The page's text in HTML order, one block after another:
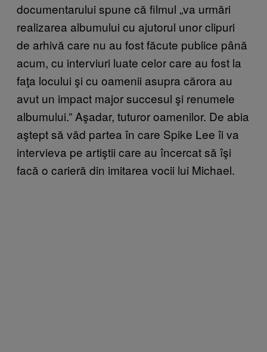
documentarului spune că filmul „va urmări
realizarea albumului cu ajutorul unor clipuri
de arhivă care nu au fost făcute publice până
acum, cu interviuri luate celor care au fost la
faţa locului şi cu oamenii asupra cărora au
avut un impact major succesul şi renumele
albumului.” Aşadar, tuturor oamenilor. De abia
aştept să văd partea în care Spike Lee îi va
intervieva pe artiştii care au încercat să îşi
facă o carieră din imitarea vocii lui Michael.